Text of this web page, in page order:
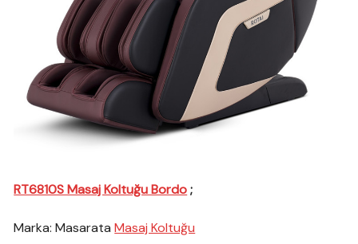
RT6810S Masaj Koltuğu Bordo;
Marka: MasarataMasaj Koltuğu